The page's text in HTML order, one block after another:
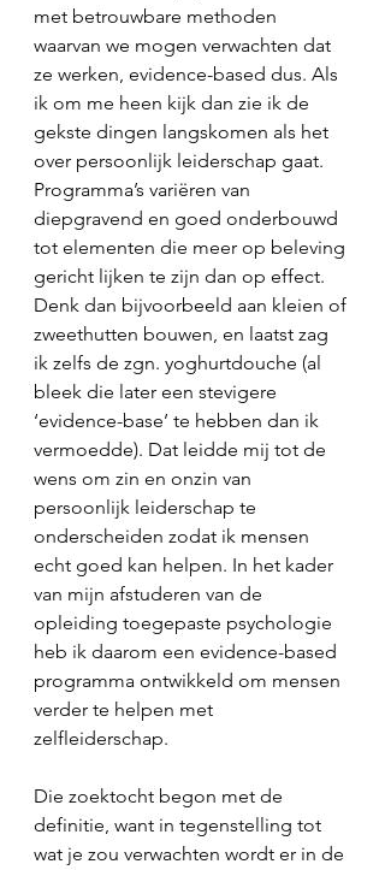
met betrouwbare methoden
waarvan we mogen verwachten dat
ze werken, evidence-based dus. Als
ik om me heen kijk dan zie ik de
gekste dingen langskomen als het
over persoonlijk leiderschap gaat.
Programma’s variëren van
diepgravend en goed onderbouwd
tot elementen die meer op beleving
gericht lijken te zijn dan op effect.
Denk dan bijvoorbeeld aan kleien of
zweethutten bouwen, en laatst zag
ik zelfs de zgn. yoghurtdouche (al
bleek die later een stevigere
‘evidence-base’ te hebben dan ik
vermoedde). Dat leidde mij tot de
wens om zin en onzin van
persoonlijk leiderschap te
onderscheiden zodat ik mensen
echt goed kan helpen. In het kader
van mijn afstuderen van de
opleiding toegepaste psychologie
heb ik daarom een evidence-based
programma ontwikkeld om mensen
verder te helpen met
zelfleiderschap.
Die zoektocht begon met de
definitie, want in tegenstelling tot
wat je zou verwachten wordt er in de